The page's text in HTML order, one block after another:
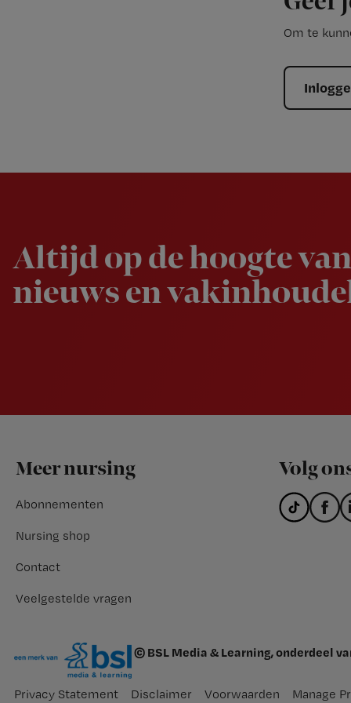
Om te
Altijd op de hoogte
nieuws en
Footer
Meer nursing
Abonnementen
Nursing shop
Contact
Veelgestelde vragen
Volg
© BSL Media & Learning, onderdeel
Privacy Statement Disclaimer Voorwaarden Manage